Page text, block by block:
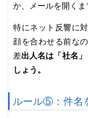
か、メールを開くま
特にネット反響に
顔を合わせる前な
差出人名は「社名
しょう。
ルール⑤：件名